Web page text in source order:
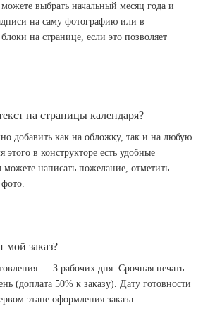
выбрать начальный месяц года и
на саму фотографию или в
на странице, если это позволяет
на страницы календаря?
добавить как на обложку, так и на любую
в конструкторе есть удобные
можете написать пожелание, отметить
мой заказ?
— 3 рабочих дня. Срочная печать
(доплата 50% к заказу). Дату готовности
этапе оформления заказа.